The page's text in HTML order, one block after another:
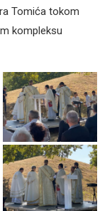
Tomića tokom
kompleksu